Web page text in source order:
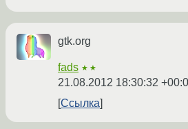
gtk.org
fads ★★
21.08.2012 18:30:32
Ссылка